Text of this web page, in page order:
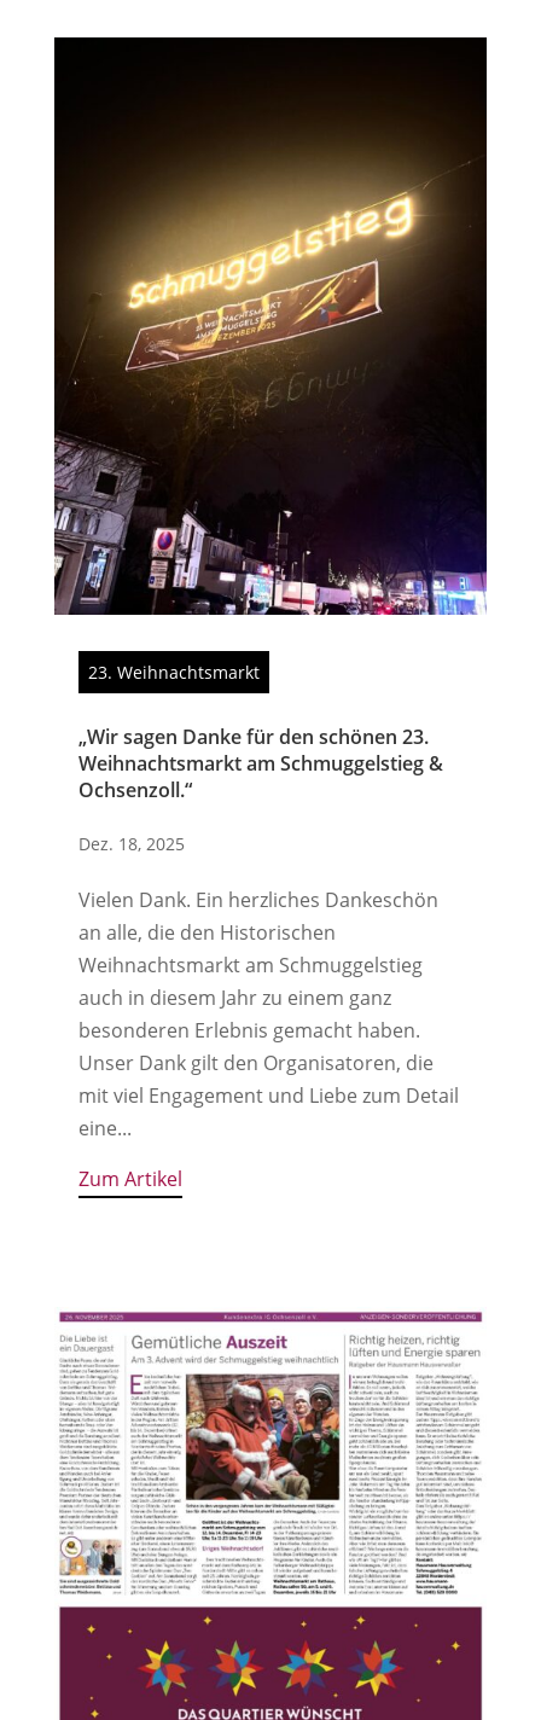
23. Weihnachtsmarkt
„Wir sagen Danke für den schönen 23.
Weihnachtsmarkt am Schmuggelstieg &
Ochsenzoll.“
Dez. 18, 2025
Vielen Dank. Ein herzliches Dankeschön
an alle, die den Historischen
Weihnachtsmarkt am Schmuggelstieg
auch in diesem Jahr zu einem ganz
besonderen Erlebnis gemacht haben.
Unser Dank gilt den Organisatoren, die
mit viel Engagement und Liebe zum Detail
eine...
Zum Artikel